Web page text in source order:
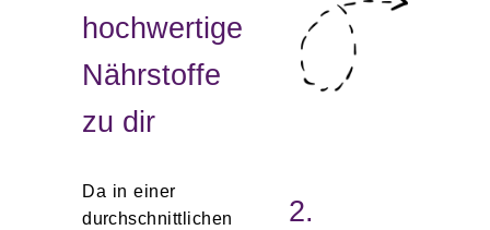
hochwertige
Nährstoffe
zu dir
Da in einer
durchschnittlichen
2.